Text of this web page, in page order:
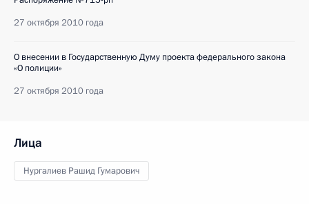
27 октября 2010 года
О внесении в Государственную Думу проекта федерального закона
«О полиции»
27 октября 2010 года
Лица
Нургалиев Рашид Гумарович